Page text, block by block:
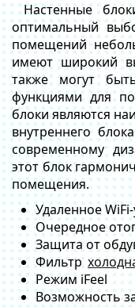
Настенные
оптимальный
помещений
имеют широкий
также могут
функциями для
блоки являются
внутреннего
современному
этот блок
помещения.
Удаленное
Очередное
Защита от
Фильтр
Режим iFeel
Возможность